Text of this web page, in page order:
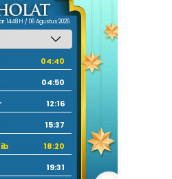
1448 H / 06 Agustus 2026
04:40
04:50
12:16
15:37
18:20
19:31